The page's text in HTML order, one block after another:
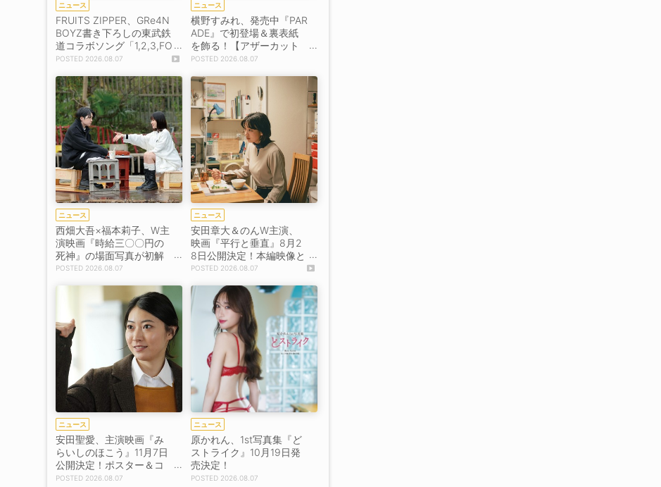
ニュース
FRUITS ZIPPER、GRe4N
BOYZ書き下ろしの東武鉄
道コラボソング「1,2,3,FO
OOOUR」をリリース＆M
2026.08.07
ニュース
横野すみれ、発売中『PAR
ADE』で初登場＆裏表紙
を飾る！【アザーカット
掲載】 2026.08.07
ニュース
西畑大吾×福本莉子、W主
演映画『時給三〇〇円の
死神』の場面写真が初解
禁！
2026.08.07
ニュース
安田章大＆のんW主演、
映画『平行と垂直』8月2
8日公開決定！本編映像と
場面写真が初解禁！
2026.08.07
ニュース
安田聖愛、主演映画『み
らいしのほこう』11月7日
公開決定！ポスター＆コ
メント解禁2026.08.07
ニュース
原かれん、1st写真集『ど
ストライク』10月19日発
売決定！
2026.08.07